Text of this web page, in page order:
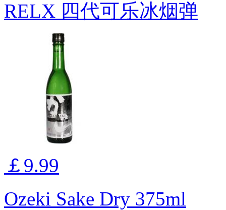
RELX 四代可乐冰烟弹
￡9.99
Ozeki Sake Dry 375ml